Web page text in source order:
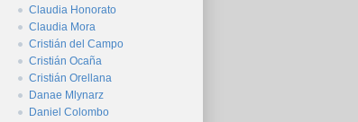
Claudia Honorato
Claudia Mora
Cristián del Campo
Cristián Ocaña
Cristián Orellana
Danae Mlynarz
Daniel Colombo